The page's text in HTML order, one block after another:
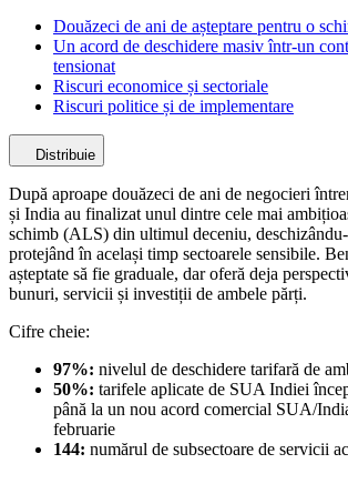
Douăzeci de ani de așteptare pentru o
Un acord de deschidere masiv într-un
tensionat
Riscuri economice și sectoriale
Riscuri politice și de implementare
Distribuie
După aproape douăzeci de ani de negocieri
și India au finalizat unul dintre cele mai
schimb (ALS) din ultimul deceniu,
protejând în același timp sectoarele sensibile.
așteptate să fie graduale, dar oferă deja
bunuri, servicii și investiții de ambele părți.
Cifre cheie:
97%: nivelul de deschidere tarifară de
50%: tarifele aplicate de SUA Indiei
până la un nou acord comercial SUA/
februarie
144: numărul de subsectoare de servicii